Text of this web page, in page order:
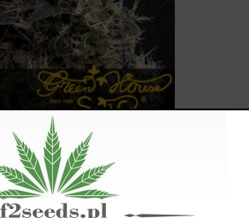
Feminise